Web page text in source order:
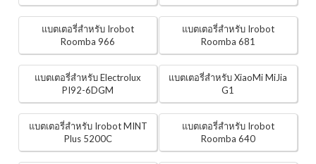
แบตเตอรี่สำหรับ Irobot
Roomba 966
แบตเตอรี่สำหรับ Irobot
Roomba 681
แบตเตอรี่สำหรับ Electrolux
PI92-6DGM
แบตเตอรี่สำหรับ XiaoMi MiJia
G1
แบตเตอรี่สำหรับ Irobot MINT
Plus 5200C
แบตเตอรี่สำหรับ Irobot
Roomba 640